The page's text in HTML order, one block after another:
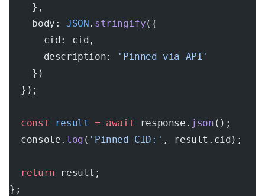
    },
    body:
JSON. stringify({
      cid: cid,
      description:
'Pinned via API'
    })
  });
  const
result = await response. json ();
  console.
log ( 'Pinned CID:' , result.cid);
  return
result;
};